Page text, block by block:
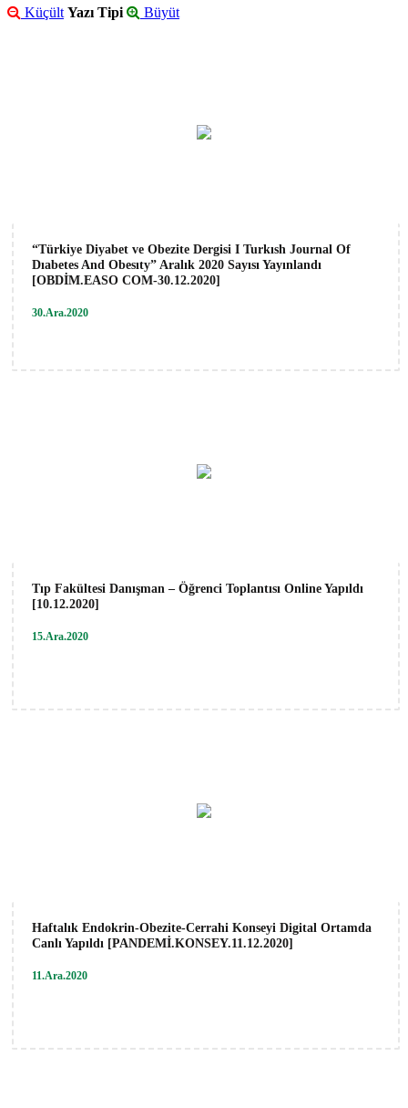
Küçült Yazı Tipi Büyüt
“Türkiye Diyabet ve Obezite Dergisi I Turkısh Journal Of
Dıabetes And Obesıty” Aralık 2020 Sayısı Yayınlandı
[OBDİM.EASO COM-30.12.2020]
30.Ara.2020
Tıp Fakültesi Danışman – Öğrenci Toplantısı Online Yapıldı
[10.12.2020]
15.Ara.2020
Haftalık Endokrin-Obezite-Cerrahi Konseyi Digital Ortamda
Canlı Yapıldı [PANDEMİ.KONSEY.11.12.2020]
11.Ara.2020